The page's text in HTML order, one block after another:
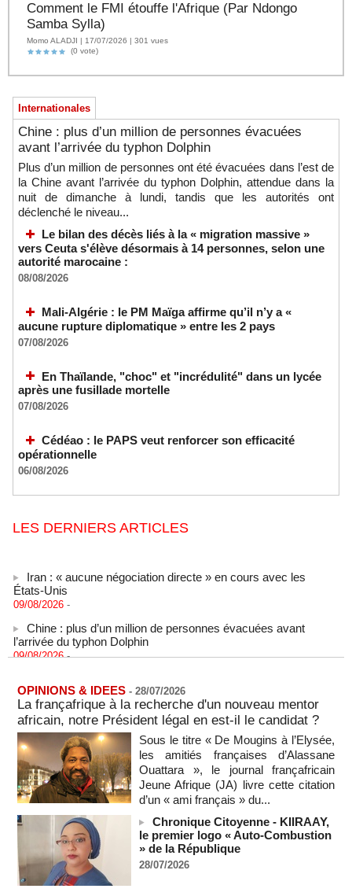
Comment le FMI étouffe l'Afrique (Par Ndongo
Samba Sylla)
Momo ALADJI | 17/07/2026 | 301 vues
(0 vote)
Internationales
Chine : plus d’un million de personnes évacuées
avant l’arrivée du typhon Dolphin
Plus d’un million de personnes ont été évacuées dans l’est de
la Chine avant l’arrivée du typhon Dolphin, attendue dans la
nuit de dimanche à lundi, tandis que les autorités ont
déclenché le niveau...
Le bilan des décès liés à la « migration massive »
vers Ceuta s'élève désormais à 14 personnes, selon une
autorité marocaine :
08/08/2026
Mali-Algérie : le PM Maïga affirme qu’il n’y a «
aucune rupture diplomatique » entre les 2 pays
07/08/2026
En Thaïlande, "choc" et "incrédulité" dans un lycée
après une fusillade mortelle
07/08/2026
Cédéao : le PAPS veut renforcer son efficacité
opérationnelle
06/08/2026
LES DERNIERS ARTICLES
États-Unis
09/08/2026
l’arrivée du typhon Dolphin
09/08/2026 -
09/08/2026 -
ENTRETIEN EXCLUSIF – Boubacar Boris Diop : « Dans le
Sahel, l’enjeu n’est pas la lutte pour la démocratie mais la
résistance à des puissances décidées à semer le chaos »
(Partie 2 & fin)
09/08/2026 -MOMAR DIENG
Les Émirats arabes unis annoncent que l'Iran a ciblé l'un de
leurs navires avec un missile dans le détroit d'Ormuz
08/08/2026 -
Le bilan des décès liés à la « migration massive » vers
Ceuta s'élève désormais à 14 personnes, selon une autorité
marocaine :
08/08/2026 -
OPINIONS & IDEES - 28/07/2026
La françafrique à la recherche d'un nouveau mentor
africain, notre Président légal en est-il le candidat ?
Sous le titre « De Mougins à l’Elysée,
les amitiés françaises d’Alassane
Ouattara », le journal françafricain
Jeune Afrique (JA) livre cette citation
d’un « ami français » du...
Chronique Citoyenne - KIIRAAY,
le premier logo « Auto-Combustion
» de la République
28/07/2026